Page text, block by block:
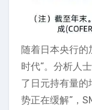
随着日本央行的
时代”。分析人
了日元持有量的
势正在缓解”，